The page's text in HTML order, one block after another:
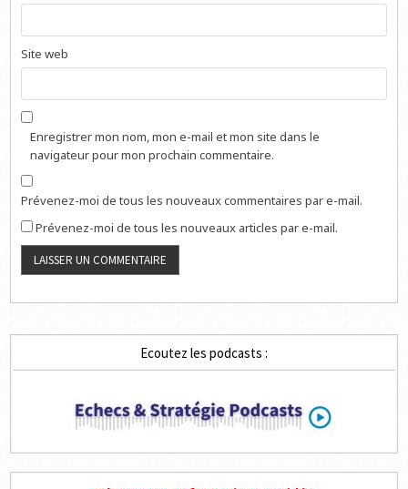
Site web
Enregistrer mon nom, mon e-mail et mon site dans le
navigateur pour mon prochain commentaire.
Prévenez-moi de tous les nouveaux commentaires par e-mail.
Prévenez-moi de tous les nouveaux articles par e-mail.
Ecoutez les podcasts :